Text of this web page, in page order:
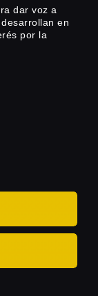
dar voz a
en
por la